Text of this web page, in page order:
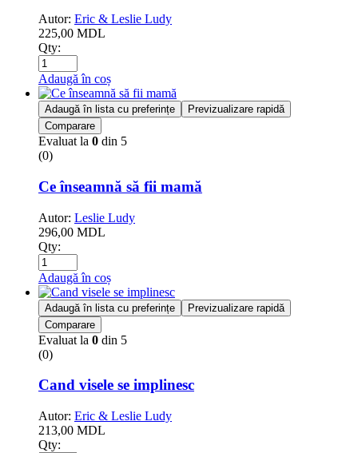
Autor: Eric & Leslie Ludy
225,00 MDL
Qty:
Adaugă în coș
Adaugă în lista cu preferințe
Previzualizare rapidă
Comparare
Evaluat la 0 din 5
(0)
Ce înseamnă să fii mamă
Autor: Leslie Ludy
296,00 MDL
Qty:
Adaugă în coș
Adaugă în lista cu preferințe
Previzualizare rapidă
Comparare
Evaluat la 0 din 5
(0)
Cand visele se implinesc
Autor: Eric & Leslie Ludy
213,00 MDL
Qty: